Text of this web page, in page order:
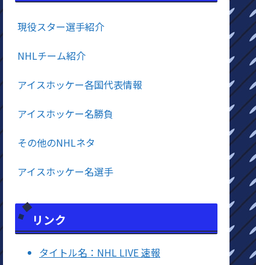
現役スター選手紹介
NHLチーム紹介
アイスホッケー各国代表情報
アイスホッケー名勝負
その他のNHLネタ
アイスホッケー名選手
リンク
タイトル名：NHL LIVE 速報